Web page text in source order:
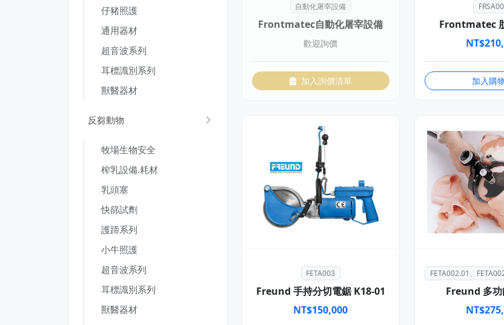
仔豬照護
通用器材
超音波系列
耳標識別系列
獸醫器材
反芻動物
牧場生物安全
榨乳設備.耗材
乳頭塞
快篩試劑
護蹄系列
小牛照護
超音波系列
耳標識別系列
獸醫器材
自動化屠宰設備
Frontmatec自動化屠宰設備
歡迎詢價
加入詢價清單
Frontmatec
NT$
加入購
FETA003
Freund 手持分切電鋸 K18-01
NT$150,000
FETA002.01、
Freund 多功
NT$